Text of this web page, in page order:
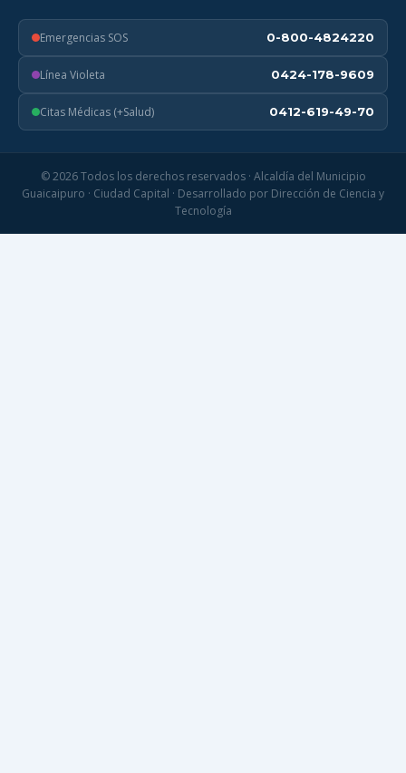
Emergencias SOS 0-800-4824220
Línea Violeta 0424-178-9609
Citas Médicas (+Salud) 0412-619-49-70
© 2026 Todos los derechos reservados · Alcaldía del Municipio
Guaicaipuro · Ciudad Capital · Desarrollado por Dirección de Ciencia y
Tecnología